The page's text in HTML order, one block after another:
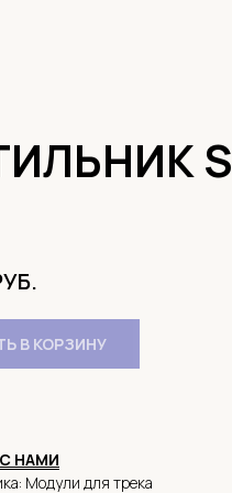
В КОРЗИНУ
НАМИ
Модули для трека